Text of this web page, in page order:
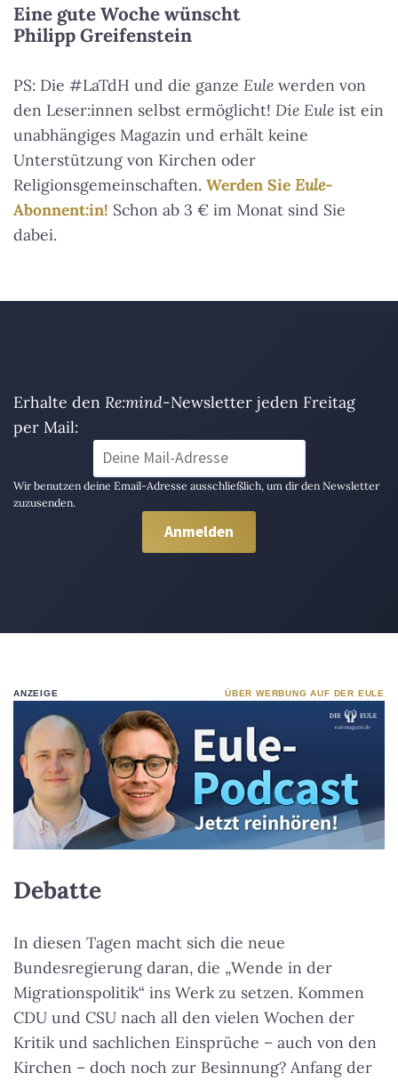
Eine gute Woche wünscht
Philipp Greifenstein
PS: Die #LaTdH und die ganze Eule werden von
den Leser:innen selbst ermöglicht! Die Eule ist ein
unabhängiges Magazin und erhält keine
Unterstützung von Kirchen oder
Religionsgemeinschaften. Werden Sie Eule-
Abonnent:in! Schon ab 3 € im Monat sind Sie
dabei.
Erhalte den Re:mind-Newsletter jeden Freitag
per Mail:
Wir benutzen deine Email-Adresse ausschließlich, um dir den Newsletter
zuzusenden.
ANZEIGE ÜBER WERBUNG AUF DER EULE
Debatte
In diesen Tagen macht sich die neue
Bundesregierung daran, die „Wende in der
Migrationspolitik“ ins Werk zu setzen. Kommen
CDU und CSU nach all den vielen Wochen der
Kritik und sachlichen Einsprüche – auch von den
Kirchen – doch noch zur Besinnung? Anfang der